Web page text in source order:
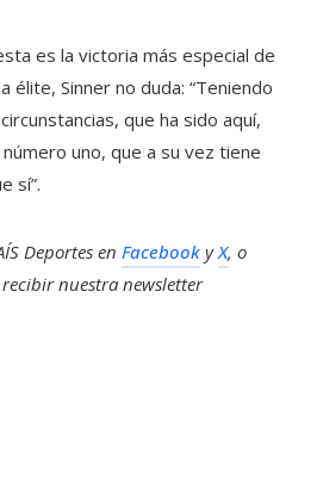
es la victoria más especial de
élite, Sinner no duda: “Teniendo
que ha sido aquí,
uno, que a su vez tiene
sí”.
Deportes en Facebook yX, o
nuestra newsletter